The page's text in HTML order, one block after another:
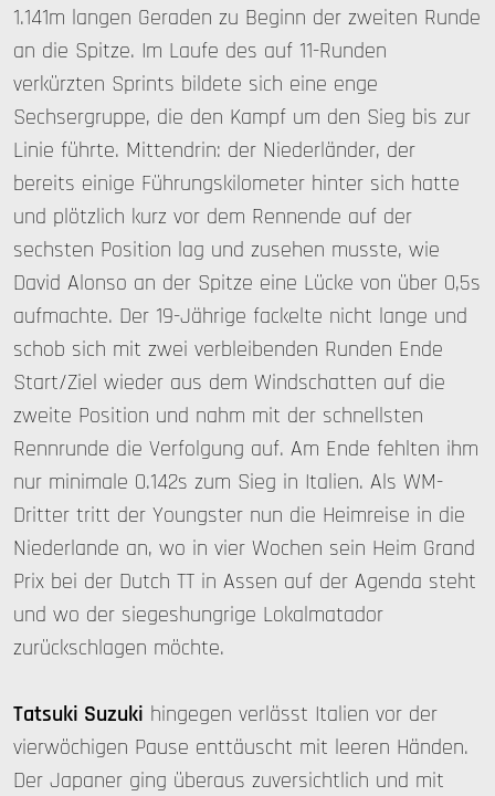
1.141m langen Geraden zu Beginn der zweiten Runde
an die Spitze. Im Laufe des auf 11-Runden
verkürzten Sprints bildete sich eine enge
Sechsergruppe, die den Kampf um den Sieg bis zur
Linie führte. Mittendrin: der Niederländer, der
bereits einige Führungskilometer hinter sich hatte
und plötzlich kurz vor dem Rennende auf der
sechsten Position lag und zusehen musste, wie
David Alonso an der Spitze eine Lücke von über 0,5s
aufmachte. Der 19-Jährige fackelte nicht lange und
schob sich mit zwei verbleibenden Runden Ende
Start/Ziel wieder aus dem Windschatten auf die
zweite Position und nahm mit der schnellsten
Rennrunde die Verfolgung auf. Am Ende fehlten ihm
nur minimale 0.142s zum Sieg in Italien. Als WM-
Dritter tritt der Youngster nun die Heimreise in die
Niederlande an, wo in vier Wochen sein Heim Grand
Prix bei der Dutch TT in Assen auf der Agenda steht
und wo der siegeshungrige Lokalmatador
zurückschlagen möchte.
Tatsuki Suzuki hingegen verlässt Italien vor der
vierwöchigen Pause enttäuscht mit leeren Händen.
Der Japaner ging überaus zuversichtlich und mit